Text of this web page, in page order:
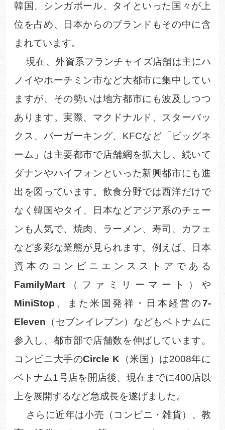
韓国、シンガポール、タイといった国々が上
位を占め、日本からのブランドもその中に含
まれています。
現在、外資系フランチャイズ店舗は主にハ
ノイやホーチミン市など大都市に集中してい
ますが、その勢いは地方都市にも波及しつつ
あります。実際、マクドナルド、スターバッ
クス、バーガーキング、 KFCなど「ビッグネ
ーム」は主要都市で店舗網を拡大し、続いて
ダナンやハイフォンといった新興都市にも進
出を図っています。飲食分野では西洋だけで
なく韓国やタイ、日本などアジア系のチェー
ンも人気で、焼肉、ラーメン、寿司、カフェ
など多彩な業態が見られます。例えば、日本
資本のコンビニエンスストアである
FamilyMart （ファミリーマート）や
MiniStop 、また米国発祥・日本経営の7-
Eleven （セブンイレブン）などもベトナムに
参入し、都市部で店舗数を伸ばしています。
コンビニ大手のCircle K （米国）は2008年に
ベトナム1号店を開店後、現在までに400店以
上を展開するなど急成長を遂げました。
さらに近年は小売（コンビニ・雑貨）、教